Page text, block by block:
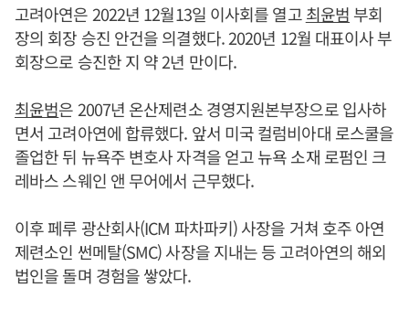
고려아연은 2022년 12월13일 이사회를 열고최윤범부회
장의 회장 승진 안건을 의결했다. 2020년 12월 대표이사 부
회장으로 승진한 지 약 2년 만이다.
최윤범은 2007년 온산제련소 경영지원본부장으로 입사하
면서 고려아연에 합류했다. 앞서 미국 컬럼비아대 로스쿨을
졸업한 뒤 뉴욕주 변호사 자격을 얻고 뉴욕 소재 로펌인 크
레바스 스웨인 앤 무어에서 근무했다.
이후 페루 광산회사(ICM 파차파키) 사장을 거쳐 호주 아연
제련소인 썬메탈(SMC) 사장을 지내는 등 고려아연의 해외
법인을 돌며 경험을 쌓았다.